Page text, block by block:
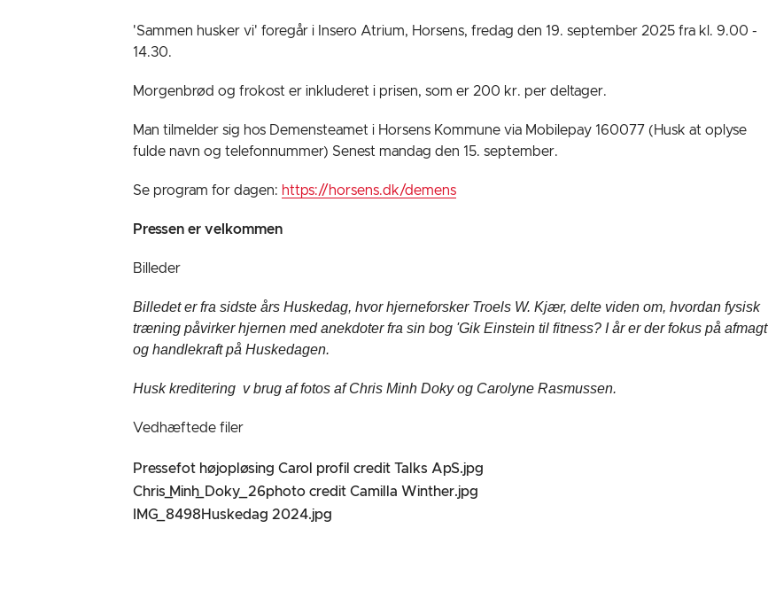
'Sammen husker vi' foregår i Insero Atrium, Horsens, fredag den 19. september 2025 fra kl. 9.00 -
14.30.
Morgenbrød og frokost er inkluderet i prisen, som er 200 kr. per deltager.
Man tilmelder sig hos Demensteamet i Horsens Kommune via Mobilepay 160077 (Husk at oplyse
fulde navn og telefonnummer) Senest mandag den 15. september.
Se program for dagen: https://horsens.dk/demens
Pressen er velkommen
Billeder
Billedet er fra sidste års Huskedag, hvor hjerneforsker Troels W. Kjær, delte viden om, hvordan fysisk
træning påvirker hjernen med anekdoter fra sin bog 'Gik Einstein til fitness? I år er der fokus på afmagt
og handlekraft på Huskedagen.
Husk kreditering v brug af fotos af Chris Minh Doky og Carolyne Rasmussen.
Vedhæftede filer
Pressefot højopløsing Carol profil credit Talks ApS.jpg
Chris_Minh_Doky_26photo credit Camilla Winther.jpg
IMG_8498Huskedag 2024.jpg